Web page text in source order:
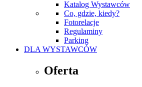
Katalog Wystawców
Co, gdzie, kiedy?
Fotorelacje
Regulaminy
Parking
DLA WYSTAWCÓW
Oferta